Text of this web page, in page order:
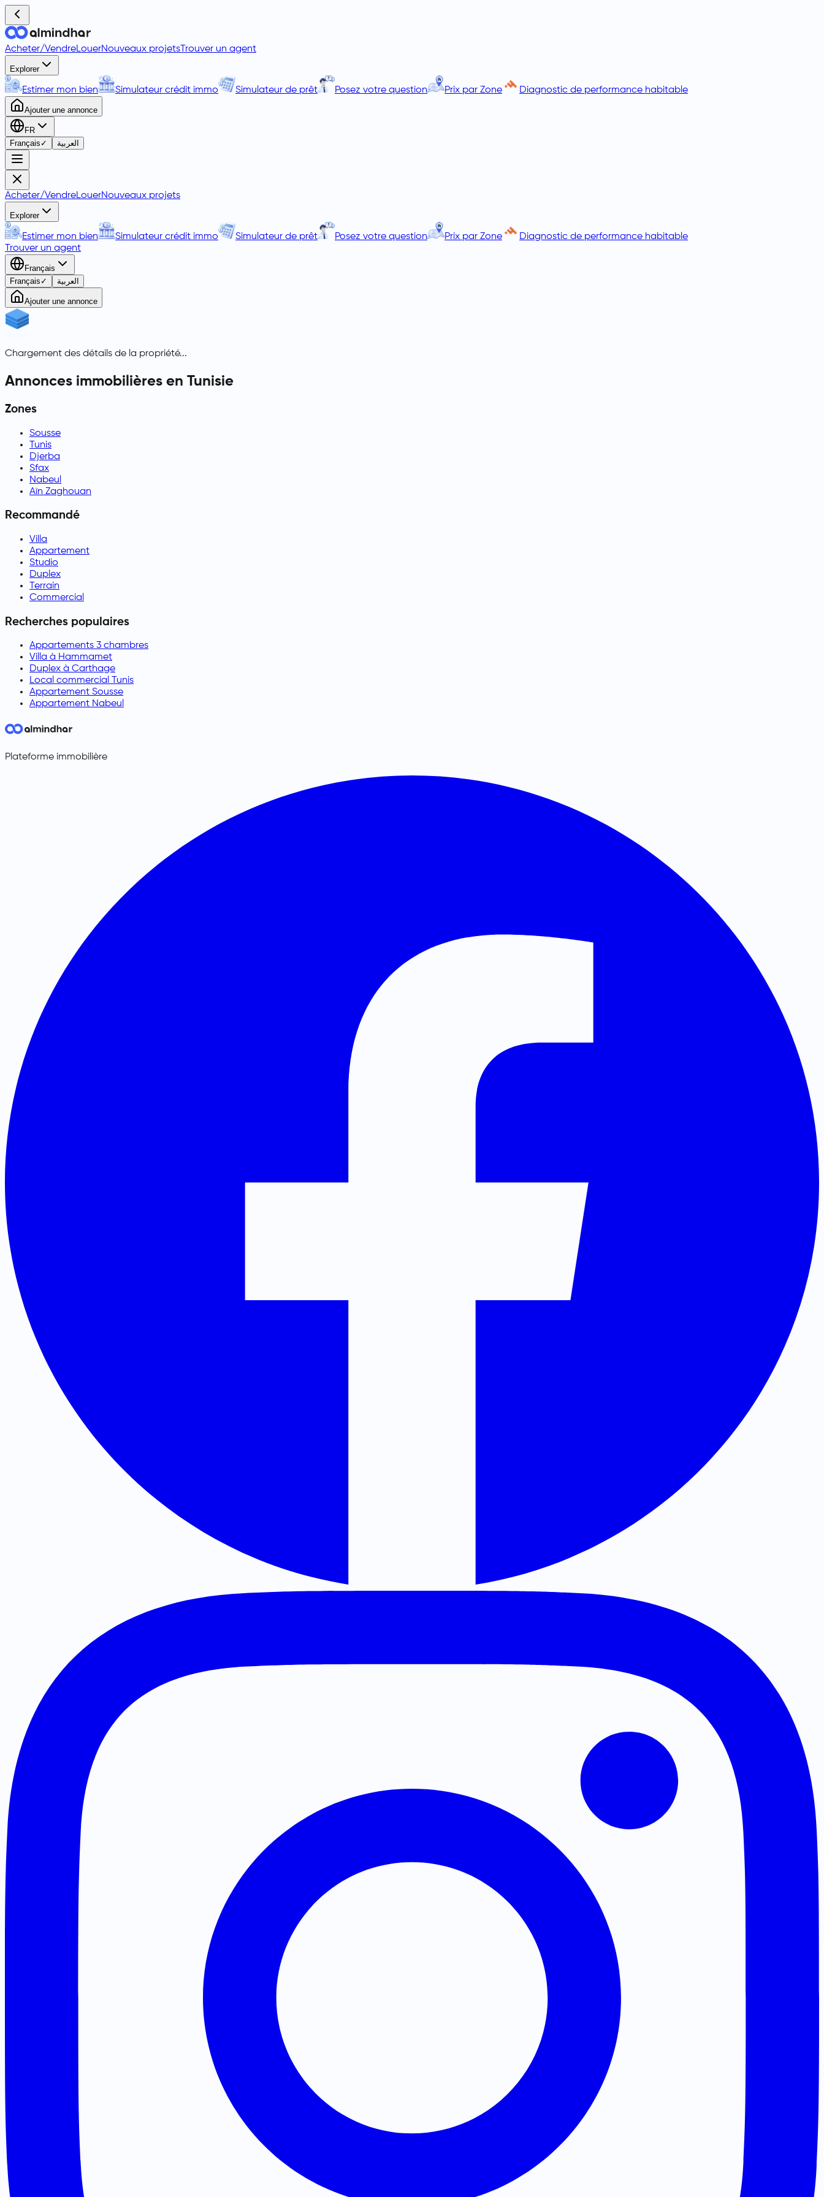
Acheter/VendreLouerNouveaux projets Trouver un agent
Explorer
Estimer mon bien Simulateur crédit immo Simulateur de prêt Posez votre question Prix par Zone Diagnostic de performance habitable
Ajouter une annonce
FR
Français ✓ العربية
Acheter/VendreLouerNouveaux projets
Explorer
Estimer mon bien Simulateur crédit immo Simulateur de prêt Posez votre question Prix par Zone
Diagnostic de performance habitable
Trouver un agent
Français
Français ✓ العربية
Ajouter une annonce
Chargement des détails de la propriété...
Annonces immobilières en Tunisie
Zones
Sousse
Tunis
Djerba
Sfax
Nabeul
Aïn Zaghouan
Recommandé
Villa
Appartement
Studio
Duplex
Terrain
Commercial
Recherches populaires
Appartements 3 chambres
Villa à Hammamet
Duplex à Carthage
Local commercial Tunis
Appartement Sousse
Appartement Nabeul
Plateforme immobilière